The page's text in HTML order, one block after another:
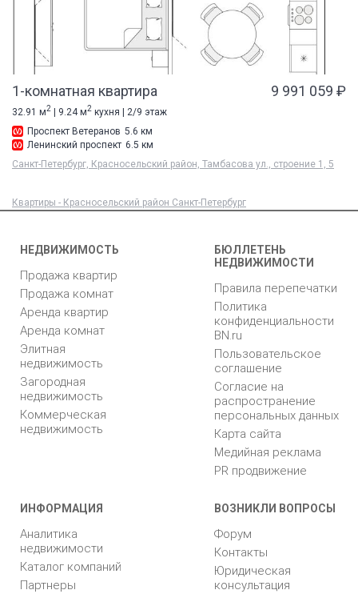
1-комнатная квартира 9 991 059 ₽
32.91 м2 | 9.24 м2 кухня | 2/9 этаж
Проспект Ветеранов 5.6 км
Ленинский проспект 6.5 км
Санкт-Петербург, Красносельский район, Тамбасова ул., строение 1, 5
Квартиры - Красносельский район Санкт-Петербург
НЕДВИЖИМОСТЬ
Продажа квартир
Продажа комнат
Аренда квартир
Аренда комнат
Элитная
недвижимость
Загородная
недвижимость
Коммерческая
недвижимость
БЮЛЛЕТЕНЬ
НЕДВИЖИМОСТИ
Правила перепечатки
Политика
конфиденциальности
BN.ru
Пользовательское
соглашение
Согласие на
распространение
персональных данных
Карта сайта
Медийная реклама
PR продвижение
ИНФОРМАЦИЯ
Аналитика
недвижимости
Каталог компаний
Партнеры
ВОЗНИКЛИ ВОПРОСЫ
Форум
Контакты
Юридическая
консультация